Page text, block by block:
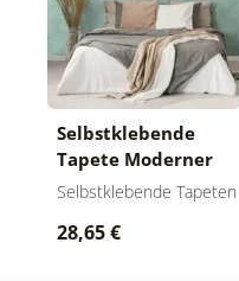
Selbstklebende
Tapete Moderner
grüner Bogen
Selbstklebende Tapeten
28,65 €